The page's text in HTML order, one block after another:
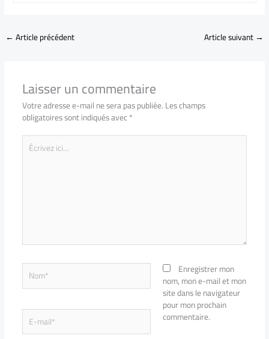
←Article précédent Article suivant→
Laisser un commentaire
Votre adresse e-mail ne sera pas publiée.Les champs
obligatoires sont indiqués avec*
Écrivez
ici…
Nom*
E-
mail*
Enregistrer mon
nom, mon e-mail et mon
site dans le navigateur
pour mon prochain
commentaire.